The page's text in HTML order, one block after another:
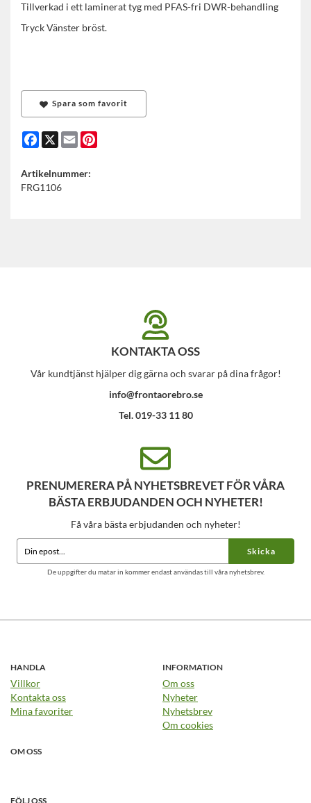
Tillverkad i ett laminerat tyg med PFAS-fri DWR-behandling
Tryck Vänster bröst.
Spara som favorit
Facebook
X Email
Artikelnummer:
FRG1106
KONTAKTA OSS
Vår kundtjänst hjälper dig gärna och svarar på dina frågor!
info@frontaorebro.se
Tel. 019-33 11 80
PRENUMERERA PÅ NYHETSBREVET FÖR VÅRA
BÄSTA ERBJUDANDEN OCH NYHETER!
Få våra bästa erbjudanden och nyheter!
Skicka
De uppgifter du matar in kommer endast användas till våra nyhetsbrev.
HANDLA
Villkor
Kontakta oss
Mina favoriter
INFORMATION
Om oss
Nyheter
Nyhetsbrev
Om cookies
OM OSS
FÖLJ OSS